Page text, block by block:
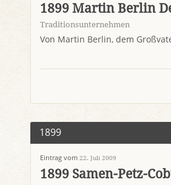
1899 Martin Berlin
Traditionsunternehmen
Von Martin Berlin, dem
1899
Eintrag vom 22. Juli 2009
1899 Samen-Petz-